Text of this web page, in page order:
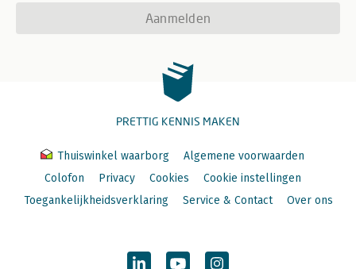
Aanmelden
PRETTIG KENNIS MAKEN
Thuiswinkel waarborg
Algemene voorwaarden
Colofon
Privacy Cookies
Cookie instellingen
Toegankelijkheidsverklaring
Service & Contact Over ons